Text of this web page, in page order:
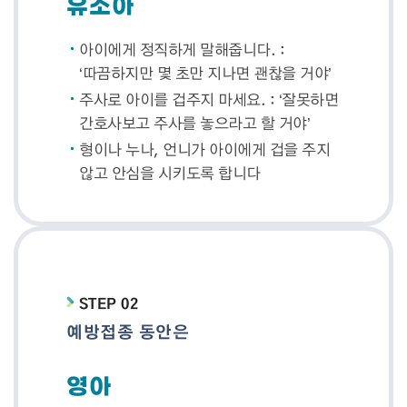
유소아
아이에게 정직하게 말해줍니다. :
‘따끔하지만 몇 초만 지나면 괜찮을 거야’
주사로 아이를 겁주지 마세요. : ‘잘못하면
간호사보고 주사를 놓으라고 할 거야’
형이나 누나, 언니가 아이에게 겁을 주지
않고 안심을 시키도록 합니다
STEP 02
예방접종 동안은
영아